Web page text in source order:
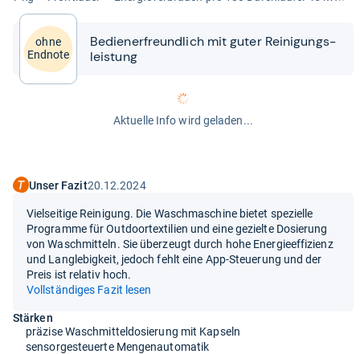
ohne
Endnote
Bedie­ner­freund­lich mit guter Rei­ni­gungs­
leis­tung
Aktuelle Info wird geladen...
Unser Fazit20.12.2024
Vielseitige Reinigung. Die Waschmaschine bietet spezielle
Programme für Outdoortextilien und eine gezielte Dosierung
von Waschmitteln. Sie überzeugt durch hohe Energieeffizienz
und Langlebigkeit, jedoch fehlt eine App-Steuerung und der
Preis ist relativ hoch.
Vollständiges Fazit lesen
Stärken
präzise Waschmitteldosierung mit Kapseln
sensorgesteuerte Mengenautomatik